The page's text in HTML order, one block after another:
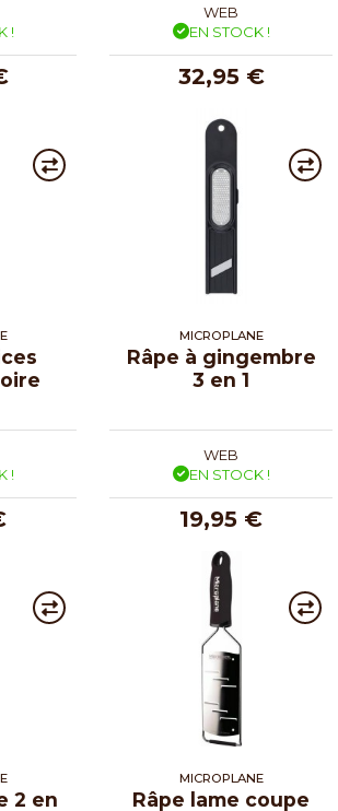
!
WEB
EN STOCK !
32,95 €
!
MICROPLANE
Râpe à gingembre
3 en 1
WEB
EN STOCK !
19,95 €
2 en
MICROPLANE
Râpe lame coupe